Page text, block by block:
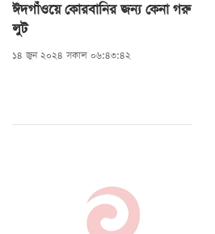
ঈদগাঁওয়ে কোরবানির জন্য কেনা গরু
লুট
১৪ জুন ২০২৪ সকাল ০৬:৪৩:৪২